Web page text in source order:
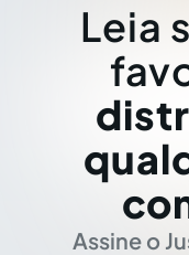
Leia
Assine o